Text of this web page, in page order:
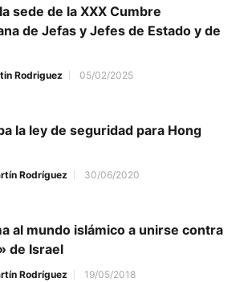
sede de la XXX Cumbre
de Jefas y Jefes de Estado y de
Rodriguez 05/02/2025
la ley de seguridad para Hong
Rodríguez 30/06/2020
al mundo islámico a unirse contra
de Israel
Rodríguez 19/05/2018